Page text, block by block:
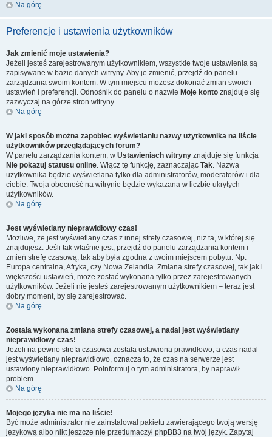
Na górę
Preferencje i ustawienia użytkowników
Jak zmienić moje ustawienia?
Jeżeli jesteś zarejestrowanym użytkownikiem, wszystkie twoje ustawienia są
zapisywane w bazie danych witryny. Aby je zmienić, przejdź do panelu
zarządzania swoim kontem. W tym miejscu możesz dokonać zmian swoich
ustawień i preferencji. Odnośnik do panelu o nazwie Moje konto znajduje się
zazwyczaj na górze stron witryny.
Na górę
W jaki sposób można zapobiec wyświetlaniu nazwy użytkownika na liście
użytkowników przeglądających forum?
W panelu zarządzania kontem, w Ustawieniach witryny znajduje się funkcja
Nie pokazuj statusu online. Włącz tę funkcję, zaznaczając Tak. Nazwa
użytkownika będzie wyświetlana tylko dla administratorów, moderatorów i dla
ciebie. Twoja obecność na witrynie będzie wykazana w liczbie ukrytych
użytkowników.
Na górę
Jest wyświetlany nieprawidłowy czas!
Możliwe, że jest wyświetlany czas z innej strefy czasowej, niż ta, w której się
znajdujesz. Jeśli tak właśnie jest, przejdź do panelu zarządzania kontem i
zmień strefę czasową, tak aby była zgodna z twoim miejscem pobytu. Np.
Europa centralna, Afryka, czy Nowa Zelandia. Zmiana strefy czasowej, tak jak i
większości ustawień, może zostać wykonana tylko przez zarejestrowanych
użytkowników. Jeżeli nie jesteś zarejestrowanym użytkownikiem – teraz jest
dobry moment, by się zarejestrować.
Na górę
Została wykonana zmiana strefy czasowej, a nadal jest wyświetlany
nieprawidłowy czas!
Jeżeli na pewno strefa czasowa została ustawiona prawidłowo, a czas nadal
jest wyświetlany nieprawidłowo, oznacza to, że czas na serwerze jest
ustawiony nieprawidłowo. Poinformuj o tym administratora, by naprawił
problem.
Na górę
Mojego języka nie ma na liście!
Być może administrator nie zainstalował pakietu zawierającego twoją wersję
językową albo nikt jeszcze nie przetłumaczył phpBB3 na twój język. Zapytaj